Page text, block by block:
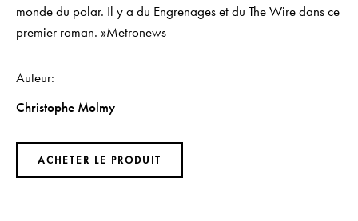
monde du polar. Il y a du Engrenageset du The Wiredans ce
premier roman. »Metronews
Auteur
Christophe Molmy
ACHETER LE PRODUIT